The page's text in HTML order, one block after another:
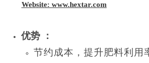
Website: www.hextar.com
优势 ：
节约成本，提升肥料利用